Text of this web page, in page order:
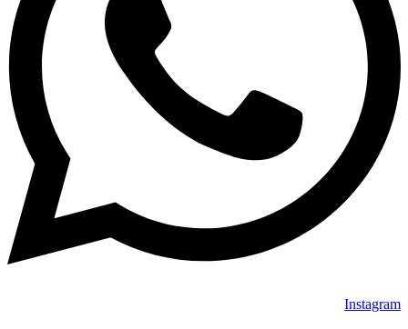
Instagram